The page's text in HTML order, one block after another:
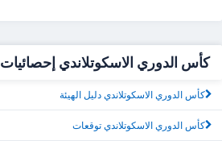
كأس الدوري الاسكوتلاندي إحصائيات
كأس الدوري الاسكوتلاندي دليل الهيئة
كأس الدوري الاسكوتلاندي توقعات